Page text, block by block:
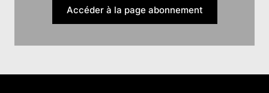
Accéder à la page abonnement